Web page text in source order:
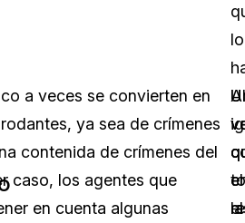
lo
a veces se convierten en
ya sea de crímenes
contenida de crímenes del
caso, los agentes que
en cuenta algunas
Al
el
el